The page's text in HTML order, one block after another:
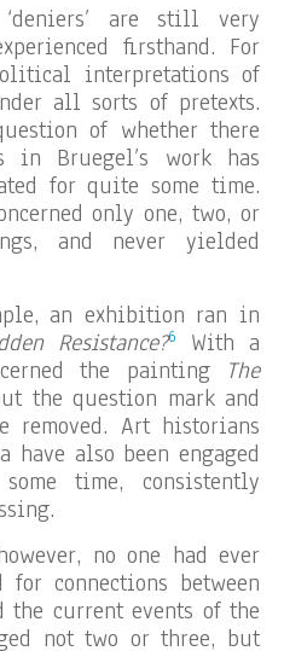
are still very
firsthand. For
interpretations of
all sorts of pretexts.
of whether there
in Bruegel’s work has
for quite some time.
only one, two, or
and never yielded
an exhibition ran in
Resistance?6
With a
the painting
The
the question mark and
removed. Art historians
have also been engaged
time, consistently
no one had ever
for connections between
the current events of the
not two or three, but